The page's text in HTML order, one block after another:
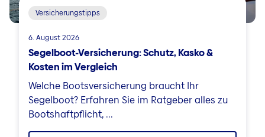
Versicherungstipps
6. August 2026
Segelboot-Versicherung: Schutz, Kasko &
Kosten im Vergleich
Welche Bootsversicherung braucht Ihr
Segelboot? Erfahren Sie im Ratgeber alles zu
Bootshaftpflicht, ...